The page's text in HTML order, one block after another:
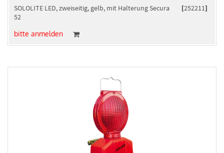
[252211]
SOLOLITE LED, zweiseitig, gelb, mit Halterung Secura
52
bitte anmelden